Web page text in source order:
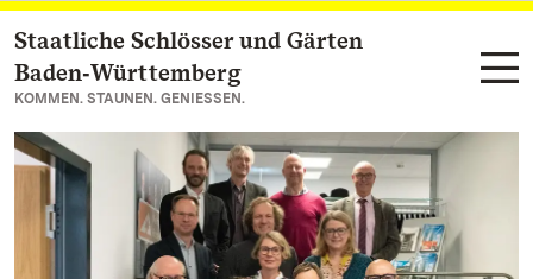
Zum Hauptinhalt springen
Staatliche Schlösser und Gärten
Baden‑Württemberg
KOMMEN. STAUNEN. GENIESSEN.